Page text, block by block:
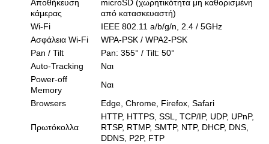
Αποθήκευση
κάμερας
microSD (χωρητικότητα μη καθορισμένη
από κατασκευαστή)
Wi-Fi
IEEE 802.11 a/b/g/n, 2.4 / 5GHz
Ασφάλεια Wi-Fi
WPA-PSK / WPA2-PSK
Pan / Tilt
Pan: 355° / Tilt: 50°
Auto-Tracking
Ναι
Power-off
Memory
Ναι
Browsers
Edge, Chrome, Firefox, Safari
Πρωτόκολλα
HTTP, HTTPS, SSL, TCP/IP, UDP, UPnP,
RTSP, RTMP, SMTP, NTP, DHCP, DNS,
DDNS, P2P, FTP